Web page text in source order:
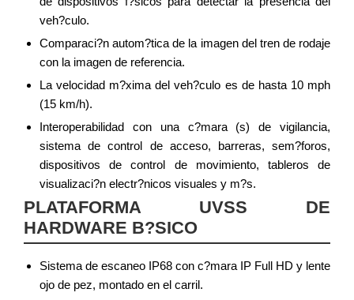
veh?culo.
Comparaci?n autom?tica de la imagen del tren de rodaje
con la imagen de referencia.
La velocidad m?xima del veh?culo es de hasta 10 mph
(15 km/h).
Interoperabilidad con una c?mara (s) de vigilancia,
sistema de control de acceso, barreras, sem?foros,
dispositivos de control de movimiento, tableros de
visualizaci?n electr?nicos visuales y m?s.
PLATAFORMA UVSS DE
HARDWARE B?SICO
Sistema de escaneo IP68 con c?mara IP Full HD y lente
ojo de pez, montado en el carril.